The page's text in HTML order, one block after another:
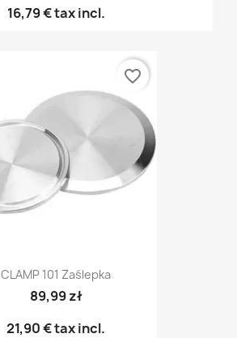
16,79 €tax incl.
CLAMP 101 Zaślepka
89,99 zł
21,90 €tax incl.
favorite_border